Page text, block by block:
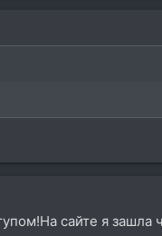
сайте я зашла